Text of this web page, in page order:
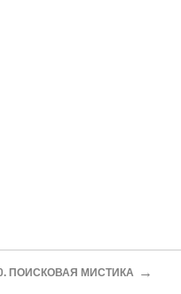
ПОИСКОВАЯ МИСТИКА →